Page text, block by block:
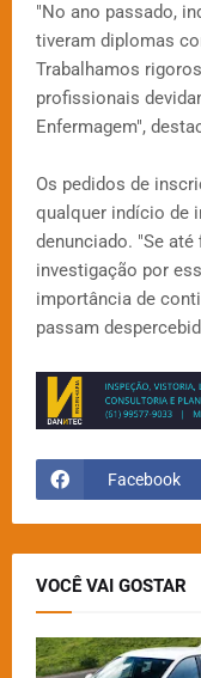
"No ano passado,
tiveram diplomas
Trabalhamos
profissionais
Enfermagem",
Os pedidos de
qualquer indício de
denunciado. "Se
investigação por
importância de
passam
Facebook
VOCÊ VAI GOSTAR